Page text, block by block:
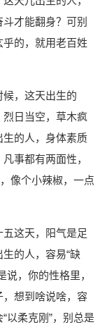
才能翻身？可别
的，就用老百姓
，这天出生的
烈日当空，草木疯
的人，身体素质
事都有两面性，
像个小辣椒，一点
这天，阳气是足
的人，容易“缺
，你的性格里，
想到啥说啥，容
以柔克刚”，别总是